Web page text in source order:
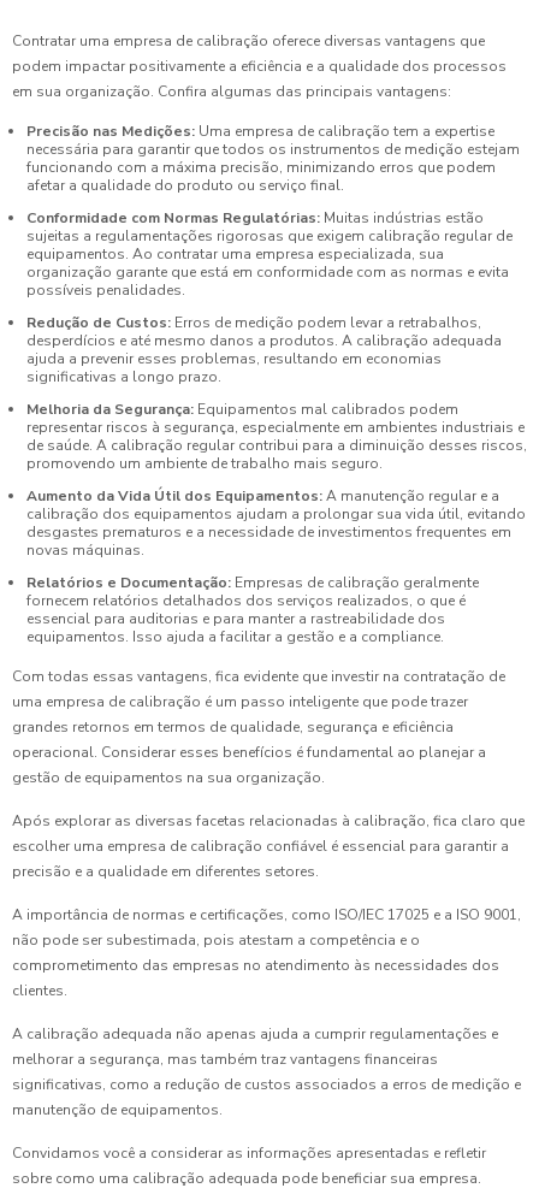
Contratar uma empresa de calibração oferece diversas vantagens que
podem impactar positivamente a eficiência e a qualidade dos processos
em sua organização. Confira algumas das principais vantagens:
Precisão nas Medições: Uma empresa de calibração tem a expertise
necessária para garantir que todos os instrumentos de medição estejam
funcionando com a máxima precisão, minimizando erros que podem
afetar a qualidade do produto ou serviço final.
Conformidade com Normas Regulatórias: Muitas indústrias estão
sujeitas a regulamentações rigorosas que exigem calibração regular de
equipamentos. Ao contratar uma empresa especializada, sua
organização garante que está em conformidade com as normas e evita
possíveis penalidades.
Redução de Custos: Erros de medição podem levar a retrabalhos,
desperdícios e até mesmo danos a produtos. A calibração adequada
ajuda a prevenir esses problemas, resultando em economias
significativas a longo prazo.
Melhoria da Segurança: Equipamentos mal calibrados podem
representar riscos à segurança, especialmente em ambientes industriais e
de saúde. A calibração regular contribui para a diminuição desses riscos,
promovendo um ambiente de trabalho mais seguro.
Aumento da Vida Útil dos Equipamentos:A manutenção regular e a
calibração dos equipamentos ajudam a prolongar sua vida útil, evitando
desgastes prematuros e a necessidade de investimentos frequentes em
novas máquinas.
Relatórios e Documentação: Empresas de calibração geralmente
fornecem relatórios detalhados dos serviços realizados, o que é
essencial para auditorias e para manter a rastreabilidade dos
equipamentos. Isso ajuda a facilitar a gestão e a compliance.
Com todas essas vantagens, fica evidente que investir na contratação de
uma empresa de calibração é um passo inteligente que pode trazer
grandes retornos em termos de qualidade, segurança e eficiência
operacional. Considerar esses benefícios é fundamental ao planejar a
gestão de equipamentos na sua organização.
Após explorar as diversas facetas relacionadas à calibração, fica claro que
escolher uma empresa de calibração confiável é essencial para garantir a
precisão e a qualidade em diferentes setores.
A importância de normas e certificações, como ISO/IEC 17025 e a ISO 9001,
não pode ser subestimada, pois atestam a competência e o
comprometimento das empresas no atendimento às necessidades dos
clientes.
A calibração adequada não apenas ajuda a cumprir regulamentações e
melhorar a segurança, mas também traz vantagens financeiras
significativas, como a redução de custos associados a erros de medição e
manutenção de equipamentos.
Convidamos você a considerar as informações apresentadas e refletir
sobre como uma calibração adequada pode beneficiar sua empresa.